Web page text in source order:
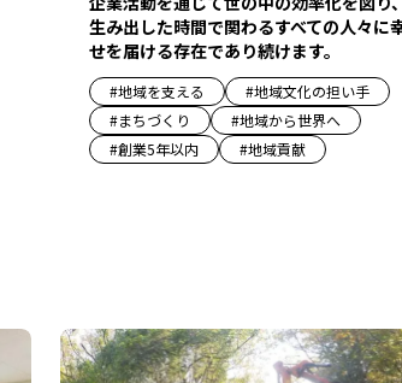
生み出した時間で関わるすべての人々に
せを届ける存在であり続けます。
#地域を支える #地域文化の担い手
#まちづくり #地域から世界へ
#創業5年以内 #地域貢献